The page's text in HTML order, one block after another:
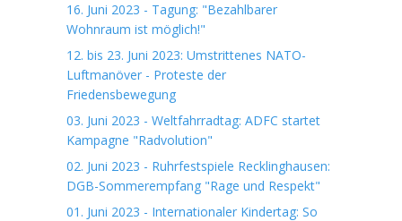
16. Juni 2023 - Tagung: "Bezahlbarer
Wohnraum ist möglich!"
12. bis 23. Juni 2023: Umstrittenes NATO-
Luftmanöver - Proteste der
Friedensbewegung
03. Juni 2023 - Weltfahrradtag: ADFC startet
Kampagne "Radvolution"
02. Juni 2023 - Ruhrfestspiele Recklinghausen:
DGB-Sommerempfang "Rage und Respekt"
01. Juni 2023 - Internationaler Kindertag: So